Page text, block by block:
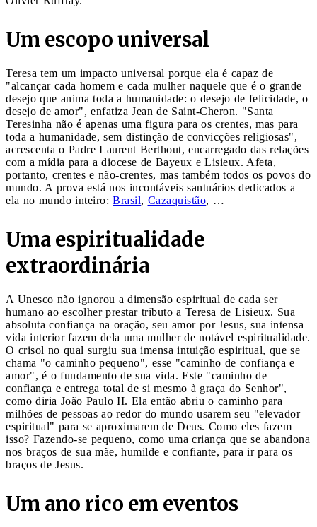
Um escopo universal
Teresa tem um impacto universal porque ela é capaz de
"alcançar cada homem e cada mulher naquele que é o grande
desejo que anima toda a humanidade: o desejo de felicidade, o
desejo de amor", enfatiza Jean de Saint-Cheron. "Santa
Teresinha não é apenas uma figura para os crentes, mas para
toda a humanidade, sem distinção de convicções religiosas",
acrescenta o Padre Laurent Berthout, encarregado das relações
com a mídia para a diocese de Bayeux e Lisieux. Afeta,
portanto, crentes e não-crentes, mas também todos os povos do
mundo. A prova está nos incontáveis santuários dedicados a
ela no mundo inteiro: Brasil, Cazaquistão, …
Uma espiritualidade
extraordinária
A Unesco não ignorou a dimensão espiritual de cada ser
humano ao escolher prestar tributo a Teresa de Lisieux. Sua
absoluta confiança na oração, seu amor por Jesus, sua intensa
vida interior fazem dela uma mulher de notável espiritualidade.
O crisol no qual surgiu sua imensa intuição espiritual, que se
chama "o caminho pequeno", esse "caminho de confiança e
amor", é o fundamento de sua vida. Este "caminho de
confiança e entrega total de si mesmo à graça do Senhor",
como diria João Paulo II. Ela então abriu o caminho para
milhões de pessoas ao redor do mundo usarem seu "elevador
espiritual" para se aproximarem de Deus. Como eles fazem
isso? Fazendo-se pequeno, como uma criança que se abandona
nos braços de sua mãe, humilde e confiante, para ir para os
braços de Jesus.
Um ano rico em eventos